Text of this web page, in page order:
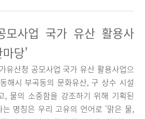
모사업 국가 유산 활용사
당'
유산청 공모사업 국가 유산 활용사업으
해시 부곡동의 문화유산, 구 상수 시설
, 물의 소중함을 강조하기 위해 기획된
명칭은 우리 고유의 언어로 '맑은 물,